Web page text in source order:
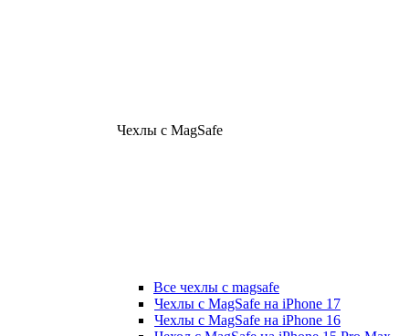
Чехлы с MagSafe
Все чехлы с magsafe
Чехлы с MagSafe на iPhone 17
Чехлы с MagSafe на iPhone 16